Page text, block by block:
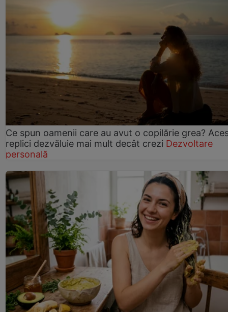
Ce spun oamenii care au avut o copilărie grea?
replici dezvăluie mai mult decât crezi Dezvoltare
personală